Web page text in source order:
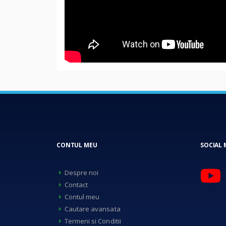
CONTUL MEU
Despre noi
Contact
Contul meu
Cautare avansata
Termeni si Conditii
SOCIAL